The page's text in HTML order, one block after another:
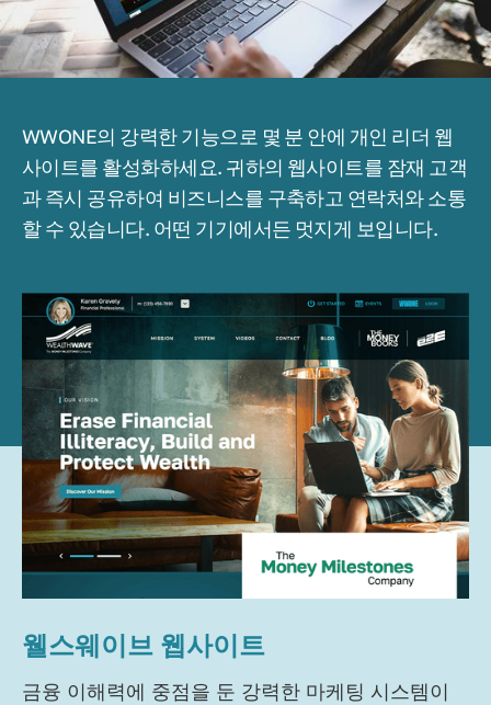
WWONE의 강력한 기능으로 몇 분 안에 개인 리더 웹
사이트를 활성화하세요. 귀하의 웹사이트를 잠재 고객
과 즉시 공유하여 비즈니스를 구축하고 연락처와 소통
할 수 있습니다. 어떤 기기에서든 멋지게 보입니다.
웰스웨이브 웹사이트
금융 이해력에 중점을 둔 강력한 마케팅 시스템이